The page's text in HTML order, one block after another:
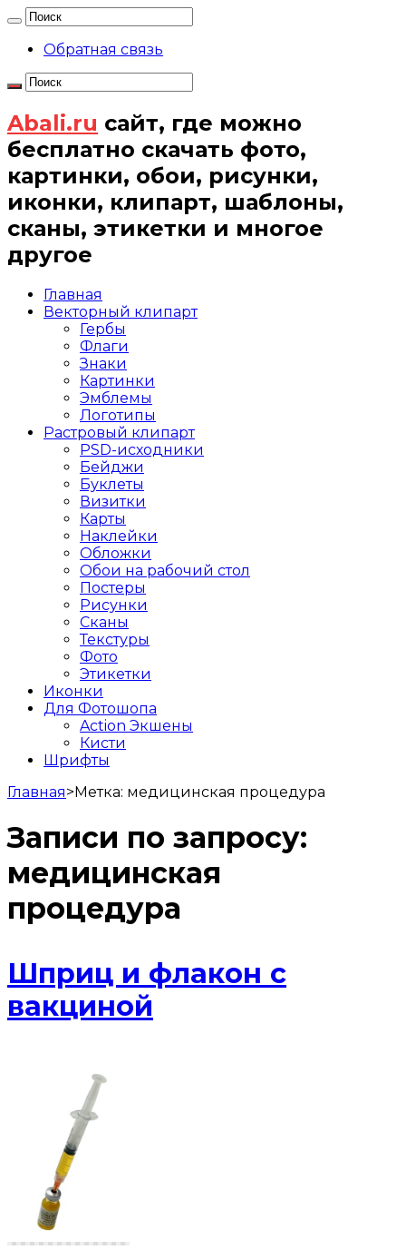
Обратная связь
Abali.ru сайт, где можно
бесплатно скачать фото,
картинки, обои, рисунки,
иконки, клипарт, шаблоны,
сканы, этикетки и многое
другое
Главная
Векторный клипарт
Гербы
Флаги
Знаки
Картинки
Эмблемы
Логотипы
Растровый клипарт
PSD-исходники
Бейджи
Буклеты
Визитки
Карты
Наклейки
Обложки
Обои на рабочий стол
Постеры
Рисунки
Сканы
Текстуры
Фото
Этикетки
Иконки
Для Фотошопа
Action Экшены
Кисти
Шрифты
Главная>Метка: медицинская процедура
Записи по запросу:
медицинская
процедура
Шприц и флакон с
вакциной